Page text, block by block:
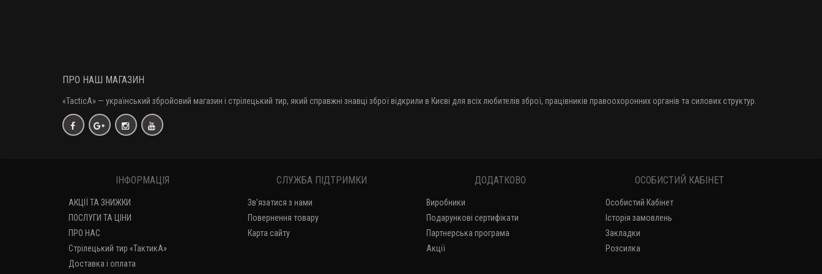
ПРО НАШ МАГАЗИН
«TacticA» — український збройовий магазин і стрілецький тир, який справжні знавці зброї відкрили в Києві для всіх любителів зброї, працівників правоохоронних органів та силових структур.
ІНФОРМАЦІЯ
АКЦІЇ ТА ЗНИЖКИ
ПОСЛУГИ ТА ЦІНИ
ПРО НАС
Стрілецький тир «ТактикА»
Доставка і оплата
СЛУЖБА ПІДТРИМКИ
Зв'язатися з нами
Повернення товару
Карта сайту
ДОДАТКОВО
Виробники
Подарункові сертифікати
Партнерська програма
Акції
ОСОБИСТИЙ КАБІНЕТ
Особистий Кабінет
Історія замовлень
Закладки
Розсилка